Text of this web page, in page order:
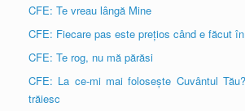
CFE: Te vreau lângă Mine
CFE: Fiecare pas este prețios când e făcut
CFE: Te rog, nu mă părăsi
CFE: La ce-mi mai folosește Cuvântul
trăiesc